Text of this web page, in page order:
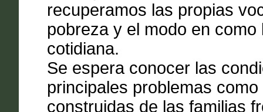
recuperamos las propias
pobreza y el modo en
cotidiana.
Se espera conocer las
principales problemas
construidas de las familias